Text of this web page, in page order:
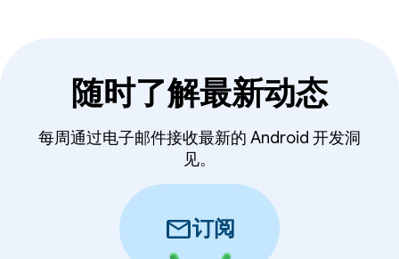
随时了解最新动态
每周通过电子邮件接收最新的 Android 开发洞
见。
mail订阅